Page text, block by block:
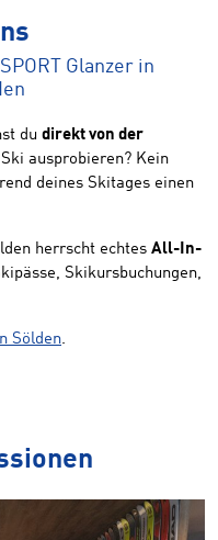
Glanzer in
du direkt von der
ausprobieren? Kein
deines Skitages einen
herrscht echtes All-In-
Skikursbuchungen,
Sölden.